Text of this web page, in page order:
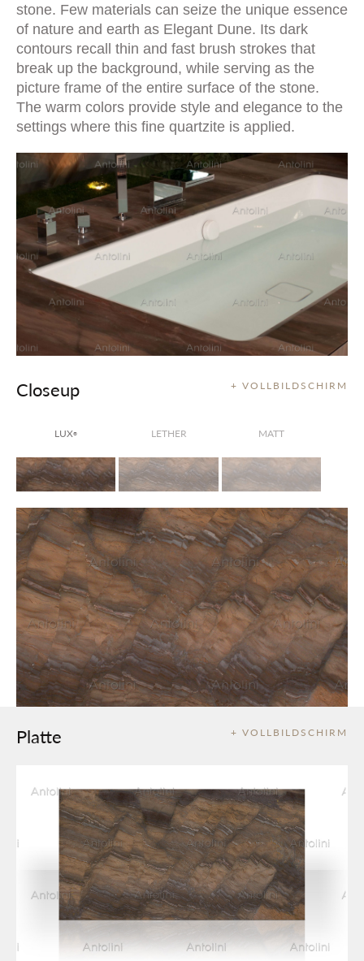
stone. Few materials can seize the unique essence
of nature and earth as Elegant Dune. Its dark
contours recall thin and fast brush strokes that
break up the background, while serving as the
picture frame of the entire surface of the stone.
The warm colors provide style and elegance to the
settings where this fine quartzite is applied.
+ VOLLBILDSCHIRM
Closeup
LUX® LETHER MATT
+ VOLLBILDSCHIRM
Platte